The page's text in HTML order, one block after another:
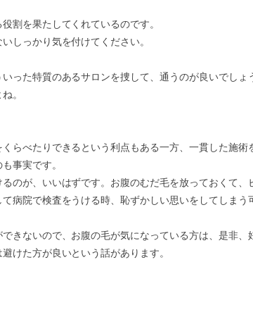
割を果たしてくれているのです。
しっかり気を付けてください。
った特質のあるサロンを捜して、通うのが良いでしょ
。
らべたりできるという利点もある一方、一貫した施術
事実です。
のが、いいはずです。お腹のむだ毛を放っておくて、
病院で検査をうける時、恥ずかしい思いをしてしまう
きないので、お腹の毛が気になっている方は、是非、
けた方が良いという話があります。